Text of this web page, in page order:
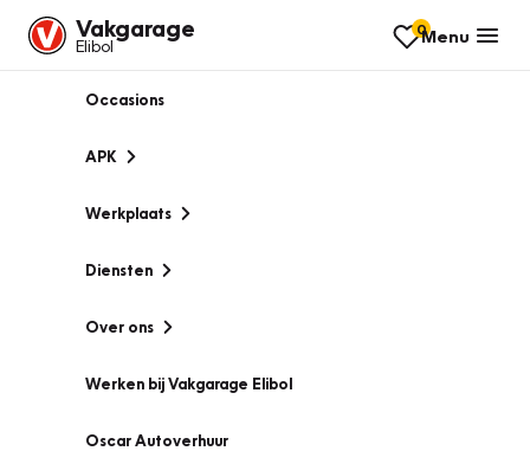
Vakgarage
Elibol
0Menu
Occasions
APK
Werkplaats
Diensten
Over ons
Werken bij Vakgarage Elibol
Oscar Autoverhuur